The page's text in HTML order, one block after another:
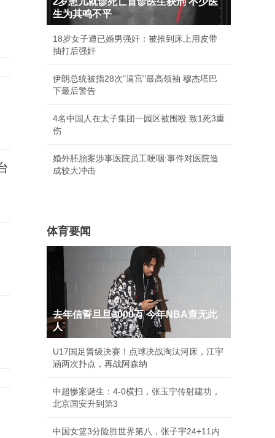
生为其鸣不平
18岁女子遭已婚男强奸：被推到床上用皮带
抽打后强奸
伊朗总统被指28次"逼宫"最高领袖 穆杰塔巴
下最后警告
4名中国人在太子集团一园区被围殴 致1死3重
伤
婚外胚胎案涉事医院员工哽咽:事件对医院造
成较大冲击
体育要闻
去年信誓旦旦3000万 今年NBA查无此
人
U17国足晋级决赛！点球决战淘汰河床，江宇
涵两次扑点，再战阿森纳
中超惨案诞生：4-0横扫，张玉宁传射建功，
北京国安升到第3
中国女篮3分险胜世界第八，张子宇24+11内